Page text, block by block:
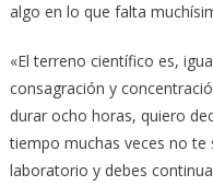
algo en lo que falta
«El terreno científico es,
consagración y
durar ocho horas, quiero
tiempo muchas veces no te
laboratorio y debes